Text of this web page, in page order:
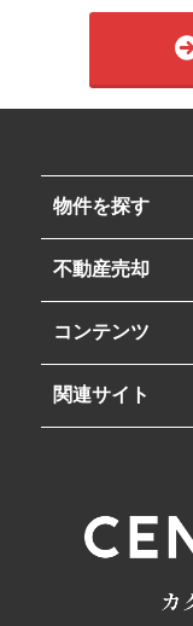
物件を探す
不動産売却
コンテンツ
関連サイト